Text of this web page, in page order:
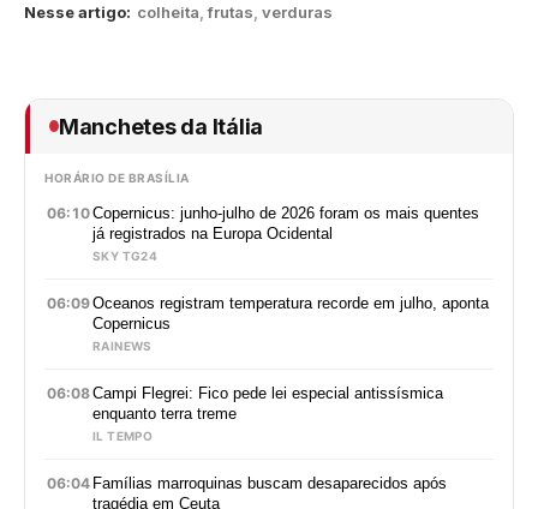
Nesse artigo: colheita ,frutas verduras
Manchetes da Itália
HORÁRIO DE BRASÍLIA
06:10Copernicus: junho-julho de 2026 foram os mais quentes
já registrados na Europa Ocidental
SKY TG24
06:09Oceanos registram temperatura recorde em julho, aponta
Copernicus
RAINEWS
06:08Campi Flegrei: Fico pede lei especial antissísmica
enquanto terra treme
IL TEMPO
06:04 Famílias marroquinas buscam desaparecidos após
tragédia em Ceuta